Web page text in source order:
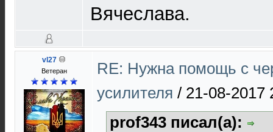
Вячеслава.
vl27
Ветеран
RE: Нужна помощь с
усилителя / 21-08-2017
prof343 писал(а):